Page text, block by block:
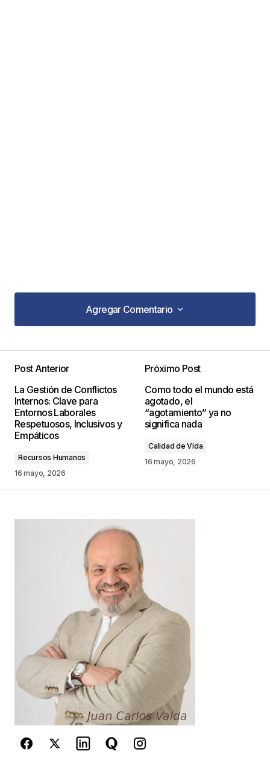
Agregar Comentario
Agregar Comentario
publicada. Los campos obligatorios están
marcados con
Comentario
*
Guarda mi nombre, correo electrónico y web en
este navegador para la próxima vez que
Este sitio esta protegido por
reCAPTCHA y la
Política de
privacidady losTérminos del servicio
de Googlese aplican.
Enviar Comentario
Post Anterior
La Gestión de Conflictos
Internos: Clave para
Entornos Laborales
Respetuosos, Inclusivos y
Empáticos
Recursos Humanos
16 mayo, 2026
Próximo Post
Como todo el mundo está
agotado, el
“agotamiento” ya no
significa nada
Calidad de Vida
16 mayo, 2026